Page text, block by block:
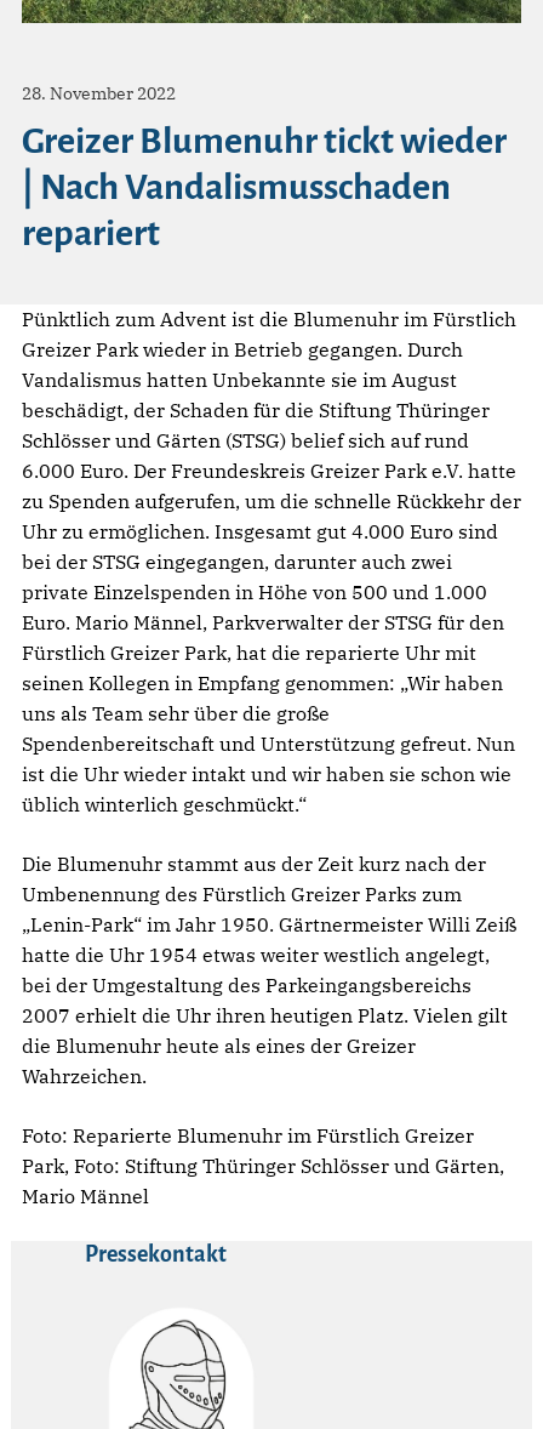
28. November 2022
Greizer Blumenuhr tickt wieder
| Nach Vandalismusschaden
repariert
Pünktlich zum Advent ist die Blumenuhr im Fürstlich
Greizer Park wieder in Betrieb gegangen. Durch
Vandalismus hatten Unbekannte sie im August
beschädigt, der Schaden für die Stiftung Thüringer
Schlösser und Gärten (STSG) belief sich auf rund
6.000 Euro. Der Freundeskreis Greizer Park e.V. hatte
zu Spenden aufgerufen, um die schnelle Rückkehr der
Uhr zu ermöglichen. Insgesamt gut 4.000 Euro sind
bei der STSG eingegangen, darunter auch zwei
private Einzelspenden in Höhe von 500 und 1.000
Euro. Mario Männel, Parkverwalter der STSG für den
Fürstlich Greizer Park, hat die reparierte Uhr mit
seinen Kollegen in Empfang genommen: „Wir haben
uns als Team sehr über die große
Spendenbereitschaft und Unterstützung gefreut. Nun
ist die Uhr wieder intakt und wir haben sie schon wie
üblich winterlich geschmückt.“
Die Blumenuhr stammt aus der Zeit kurz nach der
Umbenennung des Fürstlich Greizer Parks zum
„Lenin-Park“ im Jahr 1950. Gärtnermeister Willi Zeiß
hatte die Uhr 1954 etwas weiter westlich angelegt,
bei der Umgestaltung des Parkeingangsbereichs
2007 erhielt die Uhr ihren heutigen Platz. Vielen gilt
die Blumenuhr heute als eines der Greizer
Wahrzeichen.
Foto: Reparierte Blumenuhr im Fürstlich Greizer
Park, Foto: Stiftung Thüringer Schlösser und Gärten,
Mario Männel
Pressekontakt